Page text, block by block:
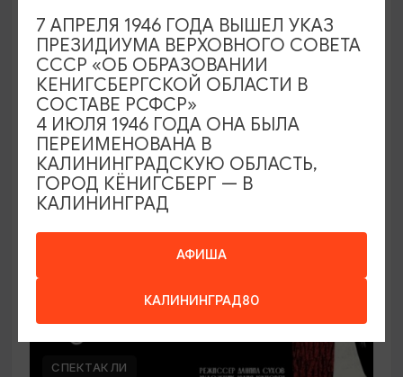
Наташа Краснова
28.08.2026 19:00
Калининград, Дворец культуры железнодорожников
ОТ 500₽
СПЕКТАКЛИ
АФИША
КАЛИНИНГРАД80
7 АПРЕЛЯ 1946 ГОДА ВЫШЕЛ УКАЗ
ПРЕЗИДИУМА ВЕРХОВНОГО СОВЕТА
СССР «ОБ ОБРАЗОВАНИИ
КЕНИГСБЕРГСКОЙ ОБЛАСТИ В
СОСТАВЕ РСФСР»
4 ИЮЛЯ 1946 ГОДА ОНА БЫЛА
ПЕРЕИМЕНОВАНА В
КАЛИНИНГРАДСКУЮ ОБЛАСТЬ,
ГОРОД КЁНИГСБЕРГ — В
КАЛИНИНГРАД